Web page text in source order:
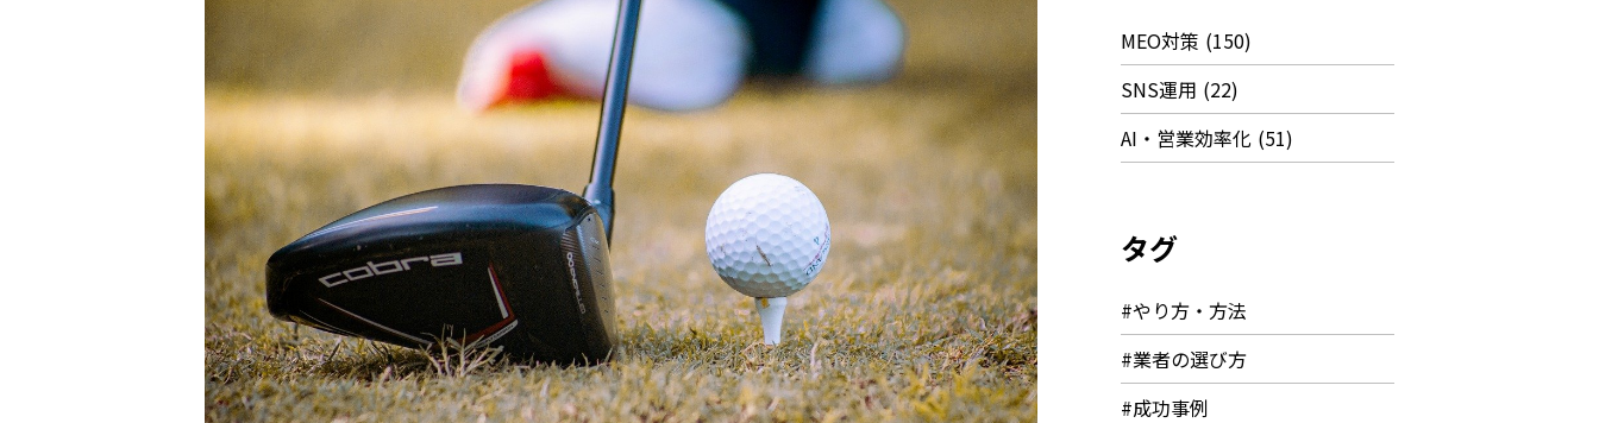
MEO対策 (150)
SNS運用 (22)
AI・営業効率化 (51)
タグ
#やり方・方法
#業者の選び方
#成功事例